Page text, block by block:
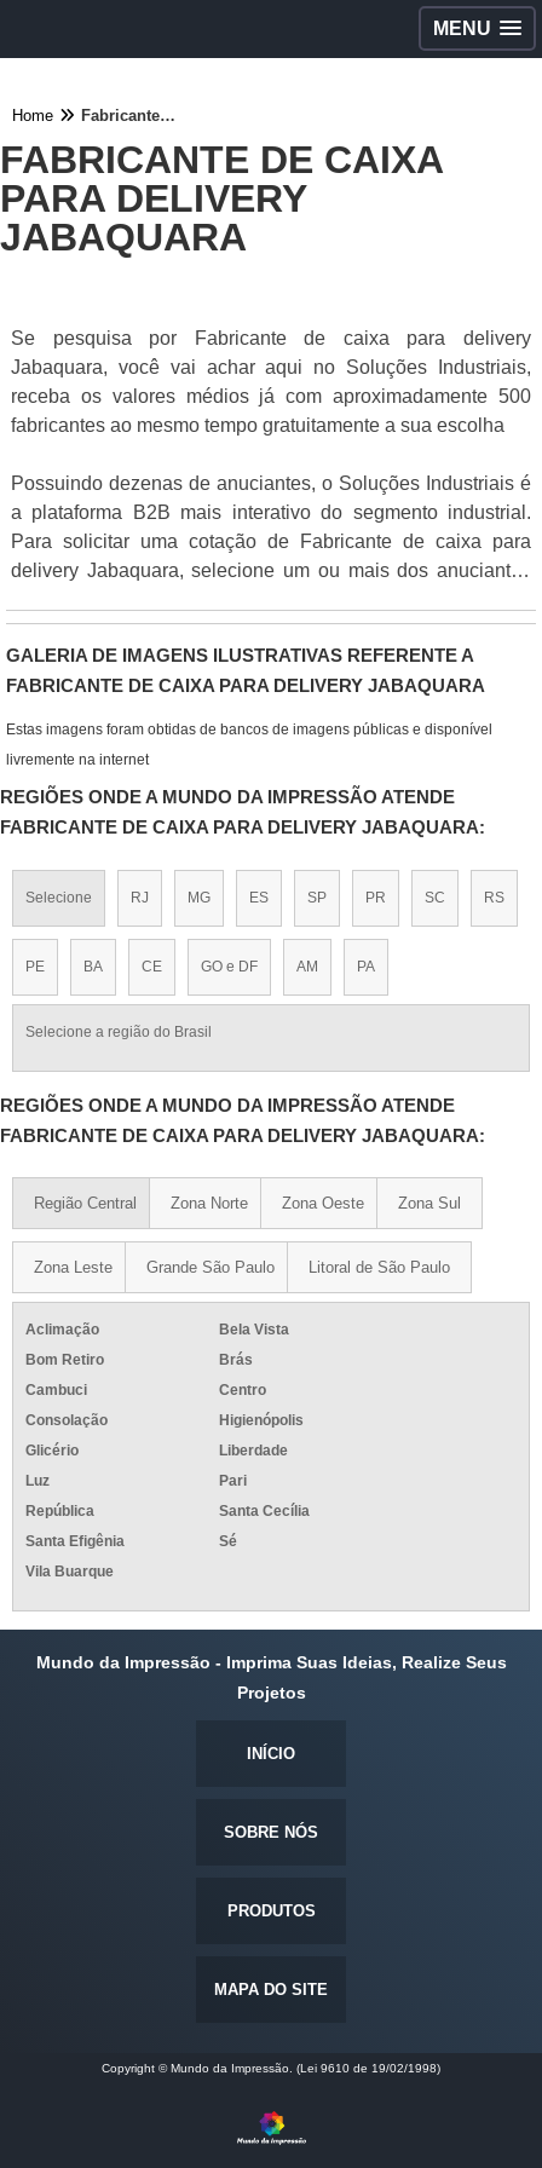
MENU
Home Fabricante de caixa para delivery Jabaquara
FABRICANTE DE CAIXA
PARA DELIVERY
JABAQUARA
Se pesquisa por Fabricante de caixa para delivery
Jabaquara, você vai achar aqui no Soluções Industriais,
receba os valores médios já com aproximadamente 500
fabricantes ao mesmo tempo gratuitamente a sua escolha
Possuindo dezenas de anuciantes, o Soluções Industriais é
a plataforma B2B mais interativo do segmento industrial.
Para solicitar uma cotação de Fabricante de caixa para
delivery Jabaquara, selecione um ou mais dos anuciantes
GALERIA DE IMAGENS ILUSTRATIVAS REFERENTE A
FABRICANTE DE CAIXA PARA DELIVERY JABAQUARA
Estas imagens foram obtidas de bancos de imagens públicas e disponível
livremente na internet
REGIÕES ONDE A MUNDO DA IMPRESSÃO ATENDE
FABRICANTE DE CAIXA PARA DELIVERY JABAQUARA:
Selecione RJ MG ES SP PR SC RS
PE BA CE GO e DF AM PA
Selecione a região do Brasil
REGIÕES ONDE A MUNDO DA IMPRESSÃO ATENDE
FABRICANTE DE CAIXA PARA DELIVERY JABAQUARA:
Região Central Zona Norte Zona Oeste Zona Sul
Zona Leste Grande São Paulo Litoral de São Paulo
Aclimação
Bela Vista
Bom Retiro
Brás
Cambuci
Centro
Consolação
Higienópolis
Glicério
Liberdade
Luz
Pari
República
Santa Cecília
Santa Efigênia
Sé
Vila Buarque
Mundo da Impressão - Imprima Suas Ideias, Realize Seus
Projetos
INÍCIO
SOBRE NÓS
PRODUTOS
MAPA DO SITE
Copyright © Mundo da Impressão. (Lei 9610 de 19/02/1998)